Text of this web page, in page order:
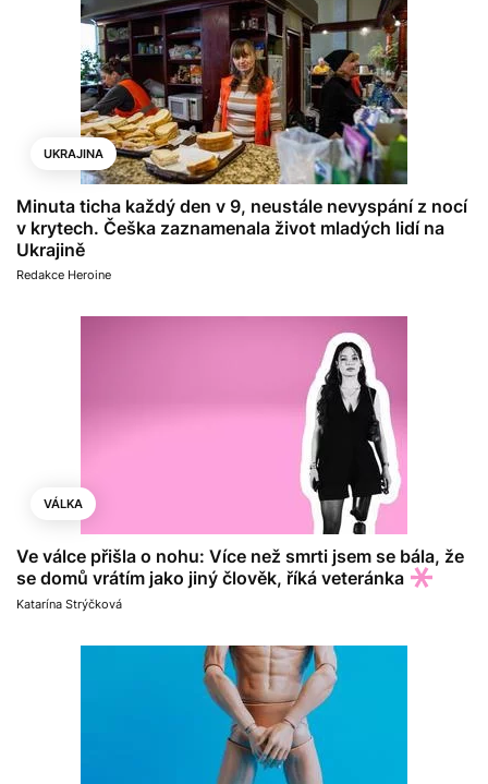
UKRAJINA
Minuta ticha každý den v 9, neustále nevyspání z nocí
v krytech. Češka zaznamenala život mladých lidí na
Ukrajině
Redakce Heroine
VÁLKA
Ve válce přišla o nohu: Více než smrti jsem se bála, že
se domů vrátím jako jiný člověk, říká veteránka
Katarína Strýčková